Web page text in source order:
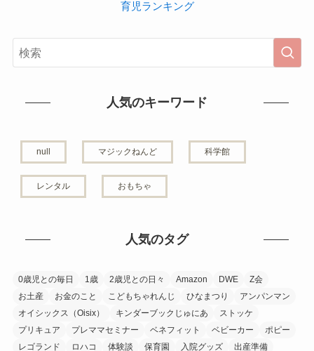
育児ランキング
人気のキーワード
null マジックねんど 科学館
レンタル おもちゃ
人気のタグ
0歳児との毎日 1歳 2歳児との日々 Amazon DWE
Z会
お土産
お金のこと こどもちゃれんじ ひなまつり
アンパンマン
オイシックス（Oisix）
キンダーブックじゅにあ
ストッケ
プリキュア
プレママセミナー ベネフィット ベビーカー
ポピー
レゴランド
ロハコ 体験談 保育園 入院グッズ
出産準備